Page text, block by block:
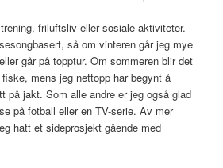
friluftsliv eller sosiale aktiviteter.
så om vinteren går jeg mye
går på topptur. Om sommeren blir det
mens jeg nettopp har begynt å
på jakt. Som alle andre er jeg også glad
på fotball eller en TV-serie. Av mer
hatt et sideprosjekt gående med